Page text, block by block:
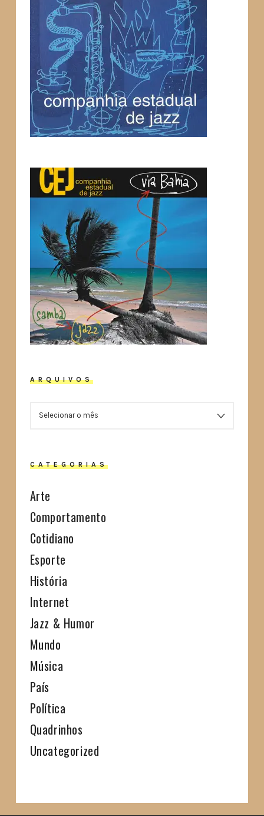
ARQUIVOS
CATEGORIAS
Arte
Comportamento
Cotidiano
Esporte
História
Internet
Jazz & Humor
Mundo
Música
País
Política
Quadrinhos
Uncategorized